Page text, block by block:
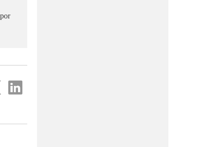
Compartir
en